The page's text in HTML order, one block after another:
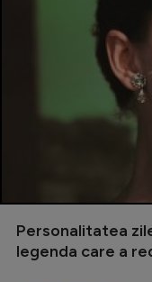
Personalitatea
legenda care a